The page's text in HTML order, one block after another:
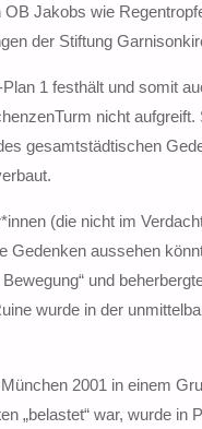
OB Jakobs wie
der Stiftung
1 festhält und somit
nicht
gesamtstädtischen
(die nicht im
Gedenken aussehen
und
wurde in der
2001 in einem
„belastet“ war, wurde